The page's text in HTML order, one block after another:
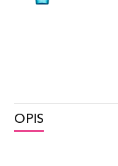
OPIS